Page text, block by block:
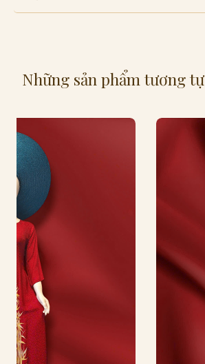
Những sản phẩm tương tự